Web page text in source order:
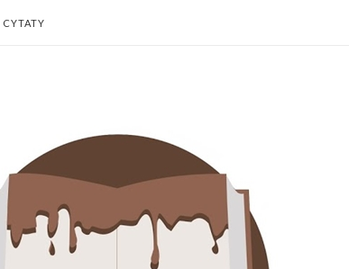
CYTATY